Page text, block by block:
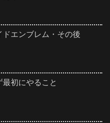
ドエンブレム・その後
最初にやること